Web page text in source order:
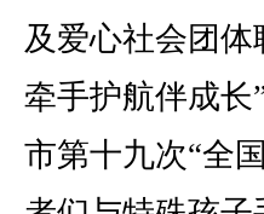
及爱心社会团
牵手护航伴成长
市第十九次“全